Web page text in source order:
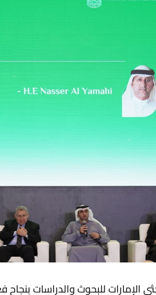
الإمارات للبحوث والدراسات بنجاح